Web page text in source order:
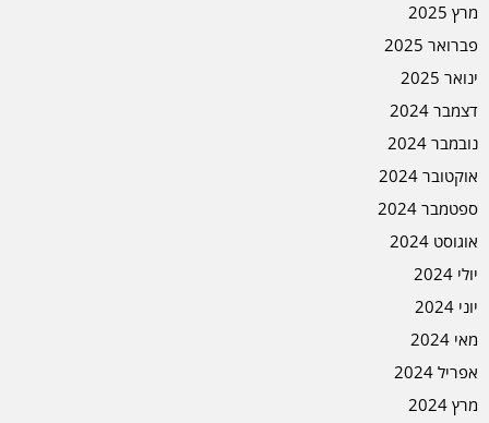
מרץ 2025
פברואר 2025
ינואר 2025
דצמבר 2024
נובמבר 2024
אוקטובר 2024
ספטמבר 2024
אוגוסט 2024
יולי 2024
יוני 2024
מאי 2024
אפריל 2024
מרץ 2024